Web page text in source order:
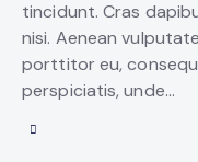
tincidunt. Cras
nisi. Aenean
porttitor eu,
perspiciatis, unde…